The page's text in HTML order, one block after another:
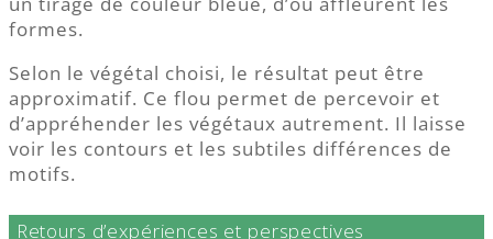
formes.
Selon le végétal choisi, le résultat peut être
approximatif. Ce flou permet de percevoir et
d’appréhender les végétaux autrement. Il laisse
voir les contours et les subtiles différences de
motifs.
Retours d’expériences et perspectives